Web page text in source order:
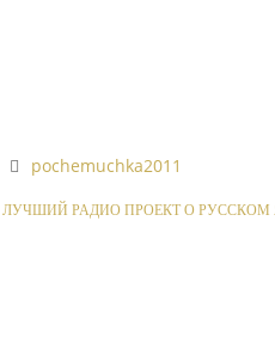
pochemuchka2011
ЛУЧШИЙ РАДИО ПРОЕКТ О РУССКОМ